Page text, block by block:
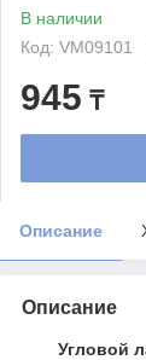
В наличии
Код: VM09101
945 ₸
Описание
Описание
Угловой